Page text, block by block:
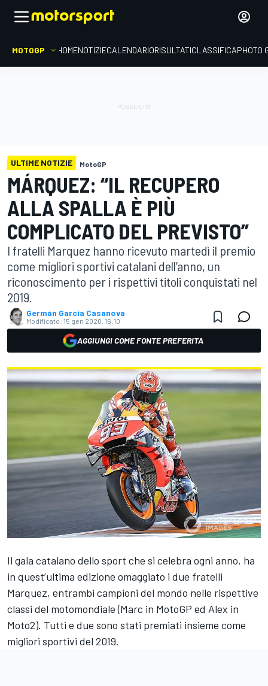
MOTOGP HOMENOTIZIECALENDARIORISULTATICLASSIFICAPHOTO
ULTIME NOTIZIE MotoGP
MÁRQUEZ: “IL RECUPERO
ALLA SPALLA È PIÙ
COMPLICATO DEL PREVISTO”
I fratelli Marquez hanno ricevuto martedì il premio
come migliori sportivi catalani dell’anno, un
riconoscimento per i rispettivi titoli conquistati nel
2019.
Germán Garcia Casanova
Modificato: 15 gen 2020, 16:10
AGGIUNGI COME FONTE PREFERITA
Il gala catalano dello sport che si celebra ogni anno, ha
in quest’ultima edizione omaggiato i due fratelli
Marquez, entrambi campioni del mondo nelle rispettive
classi del motomondiale (Marc in MotoGP ed Alex in
Moto2). Tutti e due sono stati premiati insieme come
migliori sportivi del 2019.